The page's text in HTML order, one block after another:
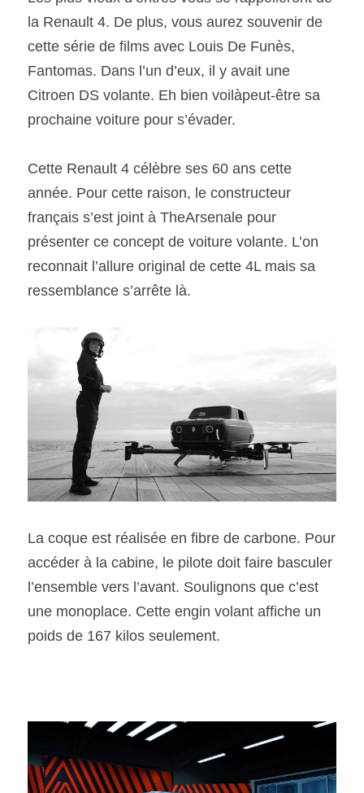
SOUMISSION RAPIDE
ASSURANCE
la Renault 4. De plus, vous aurez souvenir de
cette série de films avec Louis De Funès,
Fantomas. Dans l’un d’eux, il y avait une
Citroen DS volante. Eh bien voilàpeut-être sa
prochaine voiture pour s’évader.
Cette Renault 4 célèbre ses 60 ans cette
année. Pour cette raison, le constructeur
français s’est joint à TheArsenale pour
présenter ce concept de voiture volante. L’on
reconnait l’allure original de cette 4L mais sa
ressemblance s’arrête là.
La coque est réalisée en fibre de carbone. Pour
accéder à la cabine, le pilote doit faire basculer
l’ensemble vers l’avant. Soulignons que c’est
une monoplace. Cette engin volant affiche un
poids de 167 kilos seulement.